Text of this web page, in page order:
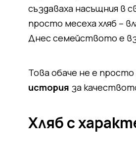
създаваха насъщния в
просто месеха хляб –
Днес семейството е
Това обаче не е
история за
Хляб с